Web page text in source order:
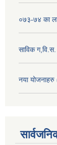
०७३-७४ का
साविक
नया